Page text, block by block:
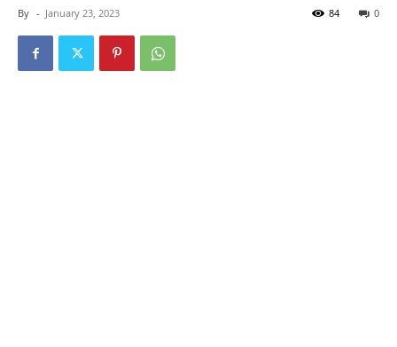
By - January 23, 2023 0
84